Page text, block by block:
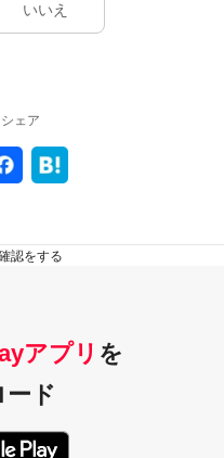
いいえ
ェア
認をする
アプリ を
ード